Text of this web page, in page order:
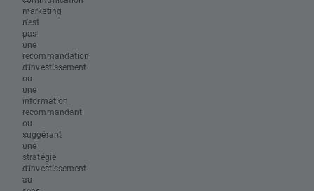
marketing
n'est
pas
une
recommandation
d'investissement
ou
une
information
recommandant
ou
suggérant
une
stratégie
d'investissement
au